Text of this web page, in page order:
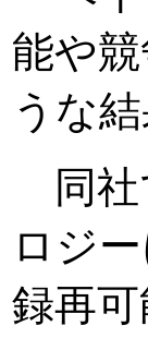
能や
うな
同社
ロジ
録再